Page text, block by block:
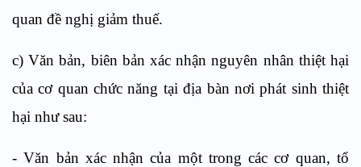
quan đề nghị giảm thuế.
c) Văn bản, biên bản xác nhận nguyên nhân thiệt hại
của cơ quan chức năng tại địa bàn nơi phát sinh thiệt
hại như sau:
- Văn bản xác nhận của một trong các cơ quan, tổ